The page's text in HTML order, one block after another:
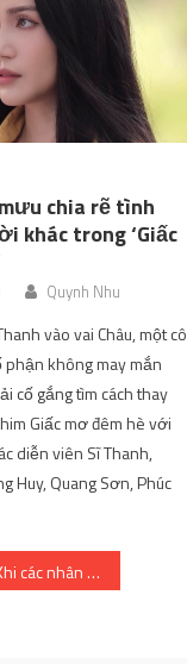
chia rẽ tình
khác trong ‘Giấc
Quynh Nhu
vào vai Châu, một cô
phận không may mắn
cố gắng tìm cách thay
Giấc mơ đêm hè với
diễn viên Sĩ Thanh,
Huy, Quang Sơn, Phúc
cô nàng Anime nóng bỏng | SharingFunVN